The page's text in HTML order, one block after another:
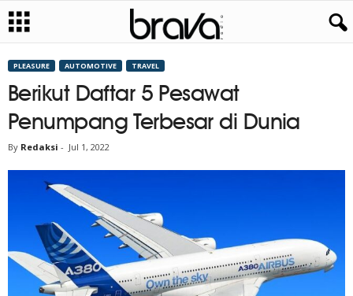
PLEASURE AUTOMOTIVE TRAVEL
Berikut Daftar 5 Pesawat
Penumpang Terbesar di Dunia
By Redaksi - Jul 1, 2022